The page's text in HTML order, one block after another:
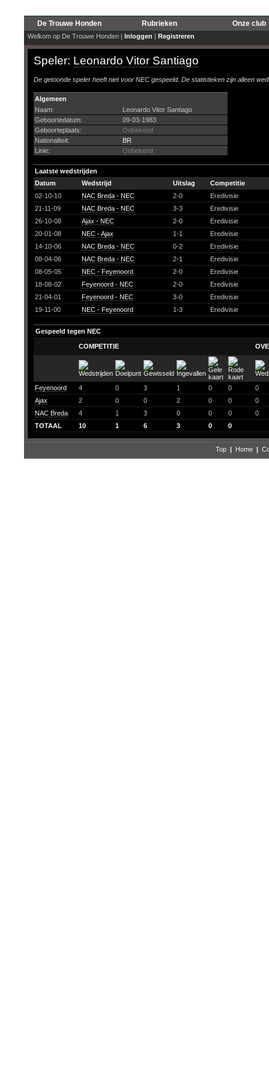
De Trouwe Honden Rubrieken Onze club
Welkom op De Trouwe Honden | Inloggen | Registreren
Speler: Leonardo Vitor Santiago
De getoonde speler heeft niet voor NEC gespeeld. De statistieken zijn alleen
Algemeen
Naam:
Leonardo Vitor Santiago
Geboortedatum:
09-03-1983
Geboorteplaats:
Onbekend
Nationaliteit:
BR
Linie:
Onbekend
Laatste wedstrijden
Datum
Wedstrijd Uitslag
Competitie
02-10-10
NAC Breda - NEC 2-0
Eredivisie
21-11-09
NAC Breda - NEC 3-3
Eredivisie
26-10-08
Ajax - NEC 2-0
Eredivisie
20-01-08
NEC - Ajax 1-1
Eredivisie
14-10-06
NAC Breda - NEC 0-2
Eredivisie
08-04-06
NAC Breda - NEC 2-1
Eredivisie
08-05-05
NEC - Feyenoord 2-0
Eredivisie
18-08-02
Feyenoord - NEC 2-0
Eredivisie
21-04-01
Feyenoord - NEC 3-0
Eredivisie
19-11-00
NEC - Feyenoord 1-3 Eredivisie
Gespeeld tegen NEC
COMPETITIE
Feyenoord 4 0 3 1 0 0
0
Ajax
2 0 0 2 0 0
0
NAC Breda
4 1 3 0 0 0
0
TOTAAL
10 1 6 3 0 0
Top | Home |